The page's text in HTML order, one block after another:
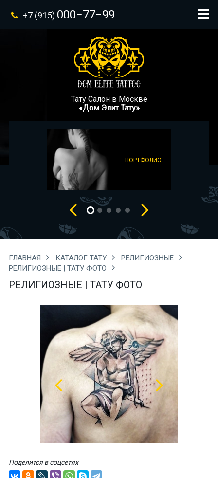
+7 (915) 000−77−99
Тату Салон в Москве
«Дом Элит Тату»
ПОРТФОЛИО
ГЛАВНАЯ КАТАЛОГ ТАТУ
РЕЛИГИОЗНЫЕ
РЕЛИГИОЗНЫЕ | ТАТУ ФОТО
РЕЛИГИОЗНЫЕ | ТАТУ ФОТО
Поделится в соцсетях